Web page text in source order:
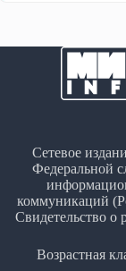
Сетевое
Федеральной
коммуникаций
Свидетельство о
Возрастная